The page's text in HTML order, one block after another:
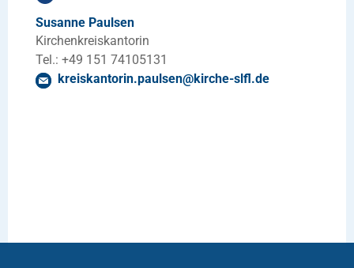
Susanne Paulsen
Kirchenkreiskantorin
Tel.: +49 151 74105131
kreiskantorin.paulsen@kirche-slfl.de